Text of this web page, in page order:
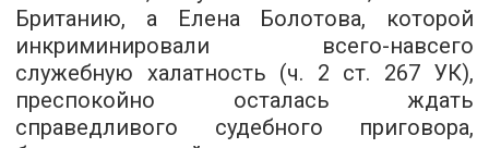
Британию, а Елена Болотова, которой
инкриминировали всего-навсего
служебную халатность (ч. 2 ст. 267 УК),
преспокойно осталась ждать
справедливого судебного приговора,